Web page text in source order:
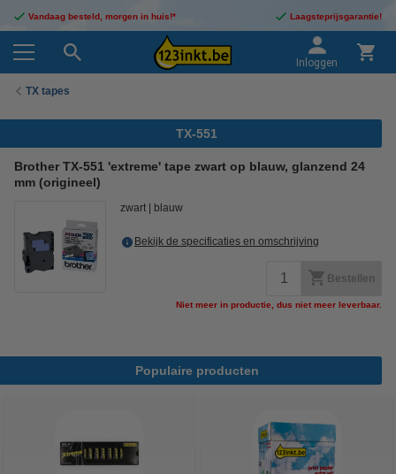
Vandaag besteld, morgen in huis!* Laagsteprijsgarantie!
Inloggen
TX tapes
TX-551
Brother TX-551 'extreme' tape zwart op blauw, glanzend 24
mm (origineel)
zwart blauw
Bekijk de specificaties en omschrijving
Bestellen
Niet meer in productie, dus niet meer leverbaar.
Populaire producten